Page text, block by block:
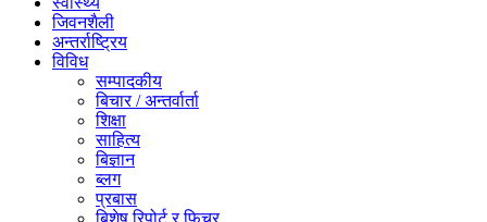
जिवनशैली
अन्तर्राष्ट्रिय
विविध
सम्पादकीय
बिचार / अन्तर्वार्ता
शिक्षा
साहित्य
बिज्ञान
ब्लग
प्रबास
बिशेष रिपोर्ट र फिचर